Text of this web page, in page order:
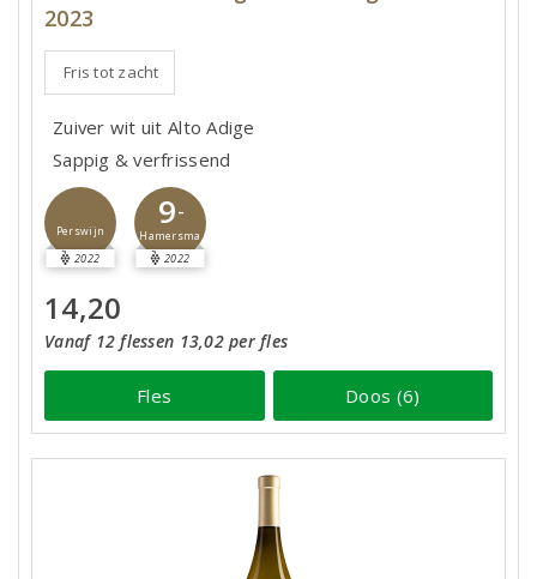
2023
Fris tot zacht
Zuiver wit uit Alto Adige
Sappig & verfrissend
Perswijn
2022
9-
Hamersma
2022
14,20
Vanaf 12 flessen 13,02 per fles
Fles Doos (6)